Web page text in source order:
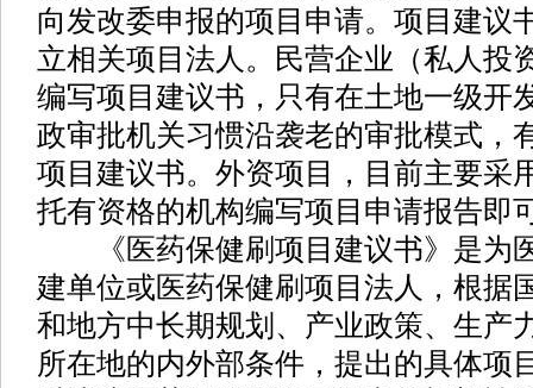
向发改委申报的项目申请。项目建议
立相关项目法人。民营企业（私人投
编写项目建议书，只有在土地一级开
政审批机关习惯沿袭老的审批模式，
项目建议书。外资项目，目前主要采
托有资格的机构编写项目申请报告即
《医药保健刷项目建议书》是为
建单位或医药保健刷项目法人，根据
和地方中长期规划、产业政策、生产
所在地的内外部条件，提出的具体项